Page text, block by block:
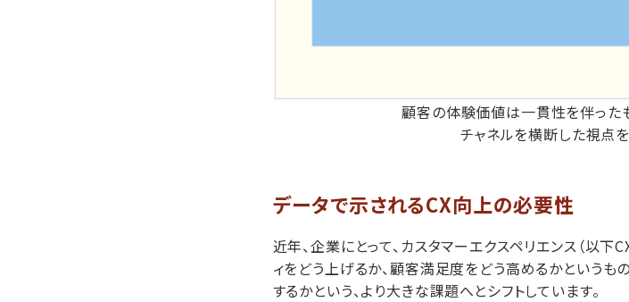
顧客の体験価値は一貫性を伴った
チャネルを横断した視点
データで示されるCX向上の必要性
近年、企業にとって、カスタマーエクスペリエンス（以下
ィをどう上げるか、顧客満足度をどう高めるかというも
するかという、より大きな課題へとシフトしています。